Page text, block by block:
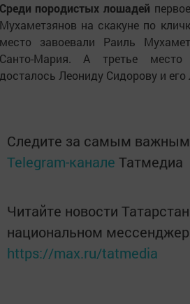
породистых лошадей
на скакуне по
завоевали Раиль
Мария. А третье
Леониду Сидорову и
Следите за самым
Telegram-канале Татмедиа
Читайте новости
национальном
https://max.ru/tatmedia